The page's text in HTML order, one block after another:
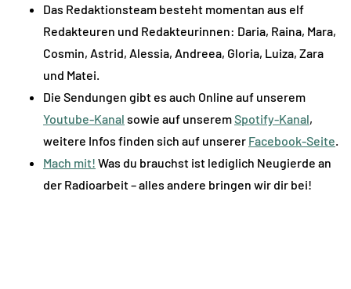
Das Redaktionsteam besteht momentan aus elf
Redakteuren und Redakteurinnen: Daria, Raina, Mara,
Cosmin, Astrid, Alessia, Andreea, Gloria, Luiza, Zara
und Matei.
Die Sendungen gibt es auch Online auf unserem
Youtube-Kanal sowie auf unseremSpotify-Kanal,
weitere Infos finden sich auf unserer Facebook-Seite.
Mach mit! Was du brauchst ist lediglich Neugierde an
der Radioarbeit – alles andere bringen wir dir bei!